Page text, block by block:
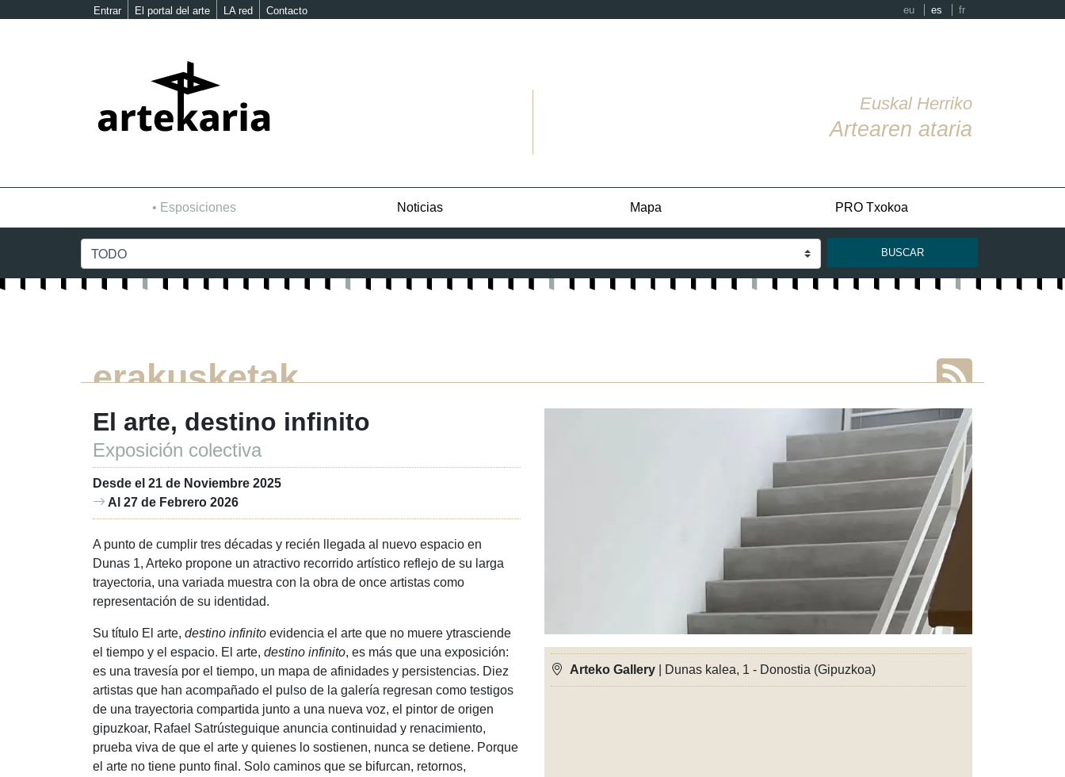
Entrar El portal del arte LA red Contacto eu es fr
Euskal Herriko
Artearen ataria
Esposiciones Noticias Mapa PRO Txokoa
BUSCAR
erakusketak
El arte, destino infinito
Exposición colectiva
Desde el 21 de Noviembre 2025
Al 27 de Febrero 2026
A punto de cumplir tres décadas y recién llegada al nuevo espacio en
Dunas 1, Arteko propone un atractivo recorrido artístico reflejo de su larga
trayectoria, una variada muestra con la obra de once artistas como
representación de su identidad.
Su título El arte, destino infinito evidencia el arte que no muere ytrasciende
el tiempo y el espacio. El arte, destino infinito, es más que una exposición:
es una travesía por el tiempo, un mapa de afinidades y persistencias. Diez
artistas que han acompañado el pulso de la galería regresan como testigos
de una trayectoria compartida junto a una nueva voz, el pintor de origen
gipuzkoar, Rafael Satrústeguique anuncia continuidad y renacimiento,
prueba viva de que el arte y quienes lo sostienen, nunca se detiene. Porque
el arte no tiene punto final. Solo caminos que se bifurcan, retornos,
Arteko Gallery | Dunas kalea, 1 - Donostia (Gipuzkoa)